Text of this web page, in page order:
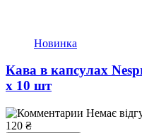
Новинка
Кава в капсулах
х 10 шт
Немає
120 ₴